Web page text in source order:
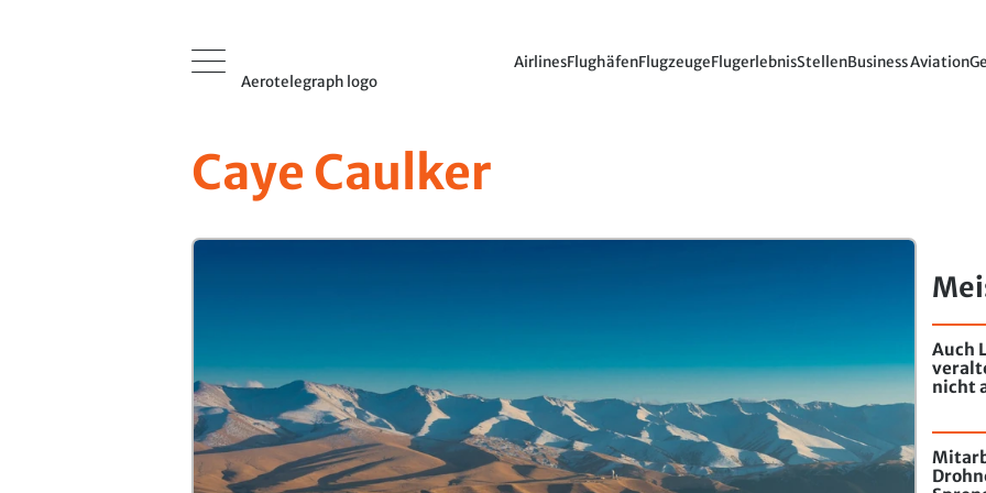
Aerotelegraph logo
AirlinesFlughäfenFlugzeugeFlugerlebnisStellenBusiness Aviation
Caye Caulker
Auch
nicht